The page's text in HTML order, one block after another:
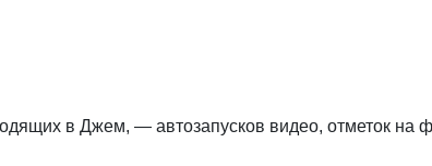
в Джем, — автозапусков видео, отметок на